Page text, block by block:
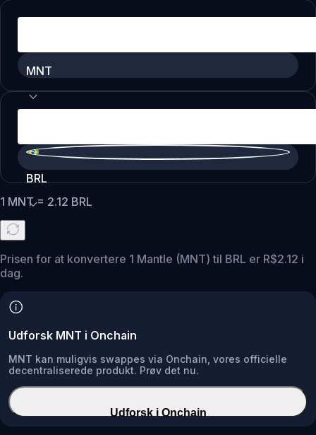
MNT
BRL
1 MNT= 2.12 BRL
Prisen for at konvertere 1 Mantle (MNT) til BRL er R$2.12 i
dag.
Udforsk MNT i Onchain
MNT kan muligvis swappes via Onchain, vores officielle
decentraliserede produkt. Prøv det nu.
Udforsk i Onchain